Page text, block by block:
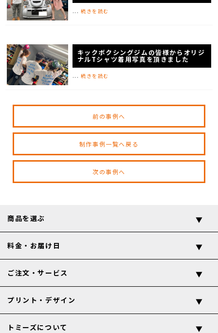
... 続きを読む
キックボクシングジムの皆様からオリジ
ナルTシャツ着用写真を頂きました
... 続きを読む
前の事例へ
制作事例一覧へ戻る
次の事例へ
商品を選ぶ
料金・お届け日
ご注文・サービス
プリント・デザイン
トミーズについて